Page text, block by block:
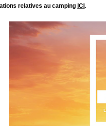
relatives au camping ICI .